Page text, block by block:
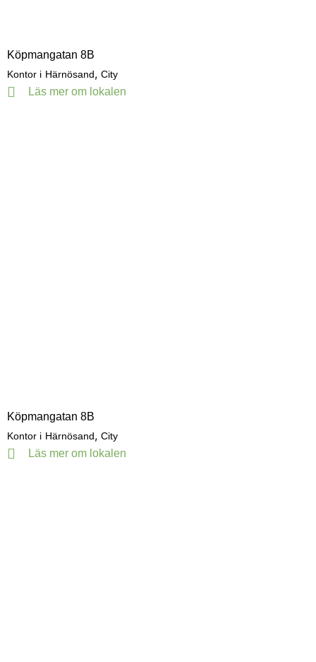
Köpmangatan 8B
Kontor i Härnösand, City
Läs mer om lokalen
Köpmangatan 8B
Kontor i Härnösand, City
Läs mer om lokalen